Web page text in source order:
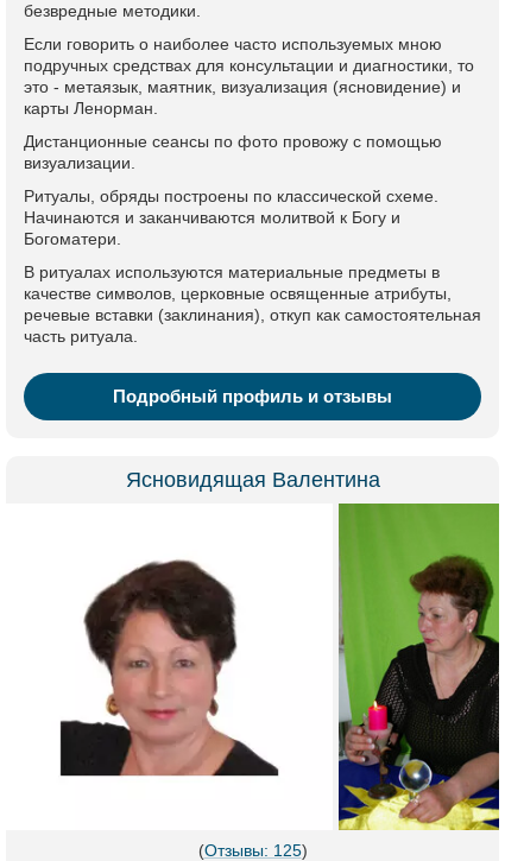
безвредные методики.
Если говорить о наиболее часто используемых мною
подручных средствах для консультации и диагностики, то
это - метаязык, маятник, визуализация (ясновидение) и
карты Ленорман.
Дистанционные сеансы по фото провожу с помощью
визуализации.
Ритуалы, обряды построены по классической схеме.
Начинаются и заканчиваются молитвой к Богу и
Богоматери.
В ритуалах используются материальные предметы в
качестве символов, церковные освященные атрибуты,
речевые вставки (заклинания), откуп как самостоятельная
часть ритуала.
Подробный профиль и отзывы
Ясновидящая Валентина
(Отзывы: 125)